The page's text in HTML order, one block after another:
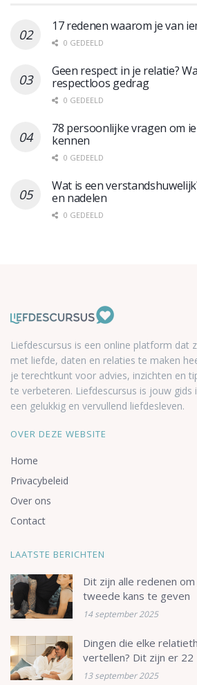
17 redenen waarom je van
0 GEDEELD
Geen respect in je relatie?
respectloos gedrag
0 GEDEELD
78 persoonlijke vragen om
kennen
0 GEDEELD
Wat is een
en nadelen
0 GEDEELD
Liefdescursus is een online platform dat
met liefde, daten en relaties te maken
je terechtkunt voor advies, inzichten en
te verbeteren. Liefdescursus is jouw
een gelukkig en vervullend liefdesleven.
OVER DEZE WEBSITE
Home
Privacybeleid
Over ons
Contact
LAATSTE BERICHTEN
Dit zijn alle redenen
tweede kans te geven
14 september 2025
Dingen die elke
vertellen? Dit zijn er 22
13 september 2025